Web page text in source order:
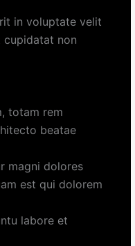
in voluptate velit
cupidatat non
totam rem
beatae
magni dolores
est qui dolorem
labore et